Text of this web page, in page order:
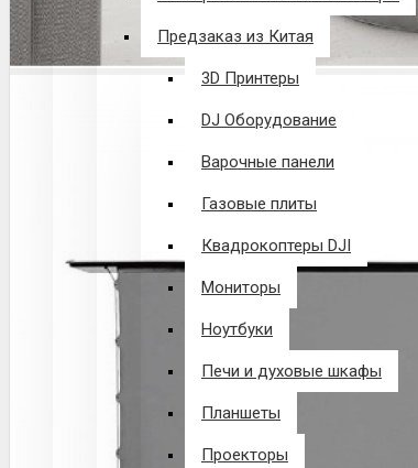
Предзаказ из Китая
3D Принтеры
DJ Оборудование
Варочные панели
Газовые плиты
Квадрокоптеры DJI
Мониторы
Ноутбуки
Печи и духовые шкафы
Планшеты
Проекторы